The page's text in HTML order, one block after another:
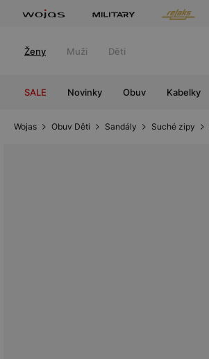
Ženy Muži Děti
SALE Novinky Obuv Kabelky
Wojas Obuv Děti Sandály Suché zipy